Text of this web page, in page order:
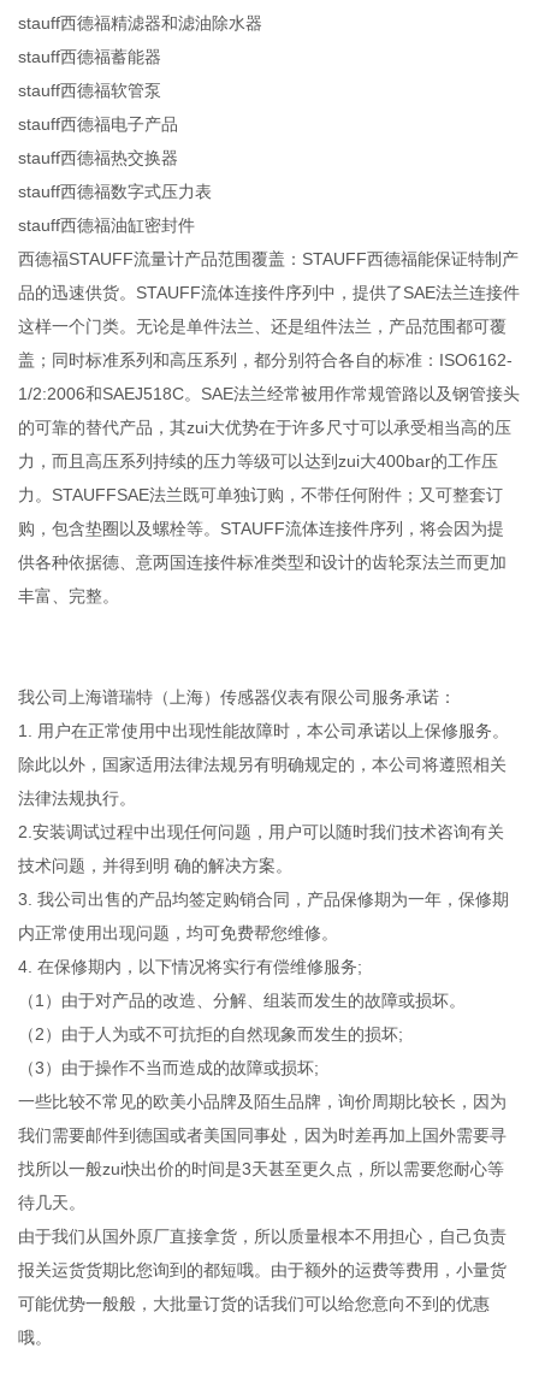
stauff西德福精滤器和滤油除水器
stauff西德福蓄能器
stauff西德福软管泵
stauff西德福电子产品
stauff西德福热交换器
stauff西德福数字式压力表
stauff西德福油缸密封件
西德福STAUFF流量计产品范围覆盖：STAUFF西德福能保证特制产
品的迅速供货。STAUFF流体连接件序列中，提供了SAE法兰连接件
这样一个门类。无论是单件法兰、还是组件法兰，产品范围都可覆
盖；同时标准系列和高压系列，都分别符合各自的标准：ISO6162-
1/2:2006和SAEJ518C。SAE法兰经常被用作常规管路以及钢管接头
的可靠的替代产品，其zui大优势在于许多尺寸可以承受相当高的压
力，而且高压系列持续的压力等级可以达到zui大400bar的工作压
力。STAUFFSAE法兰既可单独订购，不带任何附件；又可整套订
购，包含垫圈以及螺栓等。STAUFF流体连接件序列，将会因为提
供各种依据德、意两国连接件标准类型和设计的齿轮泵法兰而更加
丰富、完整。
我公司上海谱瑞特（上海）传感器仪表有限公司服务承诺：
1. 用户在正常使用中出现性能故障时，本公司承诺以上保修服务。
除此以外，国家适用法律法规另有明确规定的，本公司将遵照相关
法律法规执行。
2.安装调试过程中出现任何问题，用户可以随时我们技术咨询有关
技术问题，并得到明 确的解决方案。
3. 我公司出售的产品均签定购销合同，产品保修期为一年，保修期
内正常使用出现问题，均可免费帮您维修。
4. 在保修期内，以下情况将实行有偿维修服务;
（1）由于对产品的改造、分解、组装而发生的故障或损坏。
（2）由于人为或不可抗拒的自然现象而发生的损坏;
（3）由于操作不当而造成的故障或损坏;
一些比较不常见的欧美小品牌及陌生品牌，询价周期比较长，因为
我们需要邮件到德国或者美国同事处，因为时差再加上国外需要寻
找所以一般zui快出价的时间是3天甚至更久点，所以需要您耐心等
待几天。
由于我们从国外原厂直接拿货，所以质量根本不用担心，自己负责
报关运货货期比您询到的都短哦。由于额外的运费等费用，小量货
可能优势一般般，大批量订货的话我们可以给您意向不到的优惠
哦。